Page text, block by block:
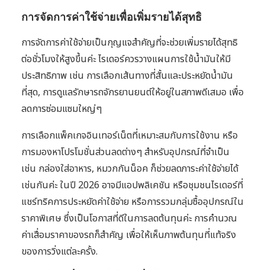
การจัดการค่าใช้จ่ายเพื่อเพิ่มรายได้สุทธิ
การจัดการค่าใช้จ่ายเป็นกุญแจสำคัญที่จะช่วยเพิ่มรายได้สุทธิ
ต่อชั่วโมงให้สูงขึ้นค่ะ ไรเดอร์ควรวางแผนการใช้น้ำมันให้มี
ประสิทธิภาพ เช่น การเลือกเส้นทางที่สั้นและประหยัดน้ำมัน
ที่สุด, การดูแลรักษารถจักรยานยนต์ให้อยู่ในสภาพดีเสมอ เพื่อ
ลดการซ่อมแซมใหญ่ๆ
การเลือกแพ็คเกจอินเทอร์เน็ตที่เหมาะสมกับการใช้งาน หรือ
การมองหาโปรโมชั่นส่วนลดต่างๆ สำหรับอุปกรณ์ที่จำเป็น
เช่น กล่องใส่อาหาร, หมวกกันน็อค ก็ช่วยลดภาระค่าใช้จ่ายได้
เช่นกันค่ะ ในปี 2026 อาจมีแอปพลิเคชัน หรือชุมชนไรเดอร์ที่
แชร์ทริคการประหยัดค่าใช้จ่าย หรือการรวมกลุ่มซื้ออุปกรณ์ใน
ราคาพิเศษ ซึ่งเป็นโอกาสที่ดีในการลดต้นทุนค่ะ การคำนวณ
ค่าเสื่อมราคาของรถก็สำคัญ เพื่อให้เห็นภาพต้นทุนที่แท้จริง
ของการวิ่งแต่ละครั้ง.